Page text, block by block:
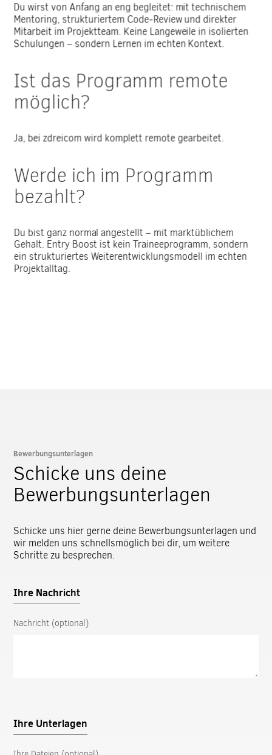
Du wirst von Anfang an eng begleitet: mit technischem
Mentoring, strukturiertem Code-Review und direkter
Mitarbeit im Projektteam. Keine Langeweile in isolierten
Schulungen – sondern Lernen im echten Kontext.
Ist das Programm remote
möglich?
Ja, bei zdreicom wird komplett remote gearbeitet.
Werde ich im Programm
bezahlt?
Du bist ganz normal angestellt – mit marktüblichem
Gehalt. Entry Boost ist kein Traineeprogramm, sondern
ein strukturiertes Weiterentwicklungsmodell im echten
Projektalltag.
Bewerbungsunterlagen
Schicke uns deine
Bewerbungsunterlagen
Schicke uns hier gerne deine Bewerbungsunterlagen und
wir melden uns schnellsmöglich bei dir, um weitere
Schritte zu besprechen.